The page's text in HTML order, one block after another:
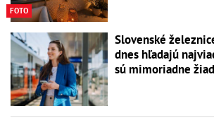
FOTO
Slovenské
dnes hľadajú
sú mimoriadne